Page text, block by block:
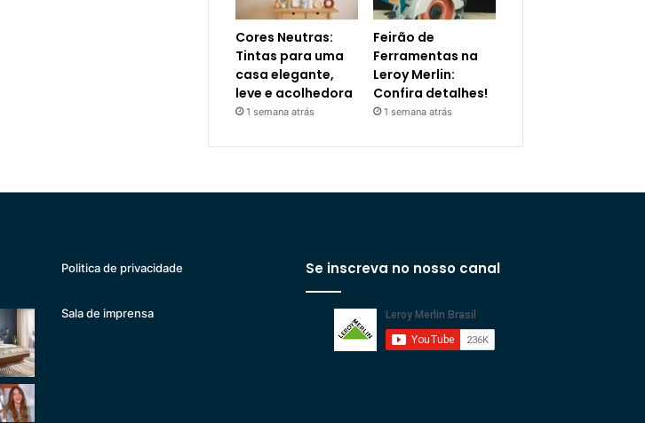
Cores Neutras:
Tintas para uma
casa elegante,
leve e acolhedora
1 semana atrás
Feirão de
Ferramentas na
Leroy Merlin:
Confira detalhes!
1 semana atrás
Politica de privacidade
Sala de imprensa
Se inscreva no nosso canal